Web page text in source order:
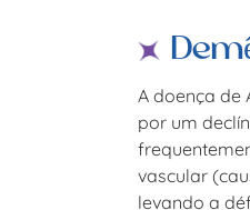
A doença de
por um
vascular
levando a